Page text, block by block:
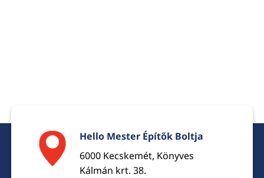
Hello Mester Építők Boltja
6000 Kecskemét, Könyves
Kálmán krt. 38.